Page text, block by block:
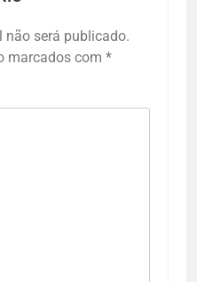
não será publicado.
marcados com *